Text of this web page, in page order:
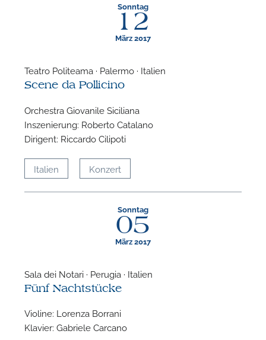
Sonntag
12
März 2017
Teatro Politeama · Palermo · Italien
Scene da Pollicino
Orchestra Giovanile Siciliana
Inszenierung: Roberto Catalano
Dirigent: Riccardo Cilipoti
Italien Konzert
Sonntag
05
März 2017
Sala dei Notari · Perugia · Italien
Fünf Nachtstücke
Violine: Lorenza Borrani
Klavier: Gabriele Carcano